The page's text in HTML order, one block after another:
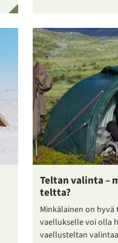
Teltan valinta –
teltta?
Minkälainen on
vaellukselle voi olla
vaellusteltan